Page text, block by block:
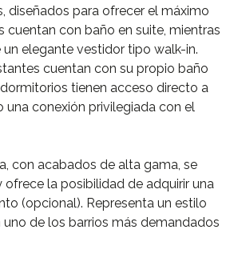
diseñados para ofrecer el máximo
cuentan con baño en suite, mientras
elegante vestidor tipo walk-in.
cuentan con su propio baño
tienen acceso directo a
una conexión privilegiada con el
con acabados de alta gama, se
ofrece la posibilidad de adquirir una
(opcional). Representa un estilo
de los barrios más demandados